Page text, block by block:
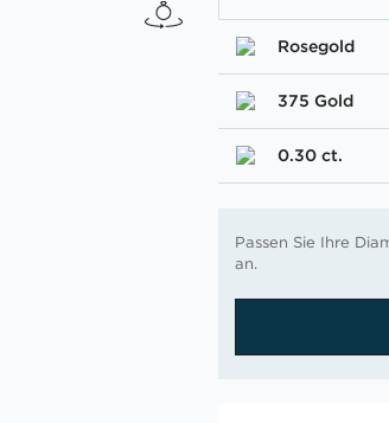
Rosegold
375 Gold
0.30 ct.
Passen Sie Ihre
an.